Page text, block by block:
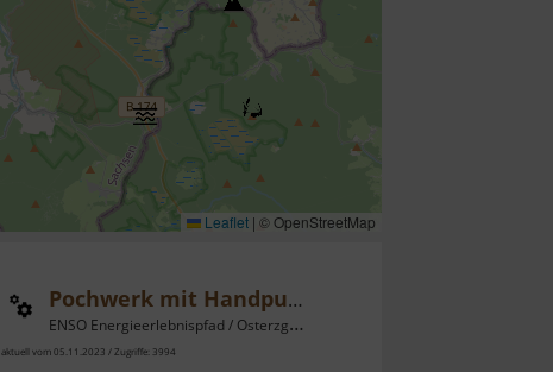
Leaflet | © OpenStreetMap
Pochwerk mit Handpumpe
ENSO Energieerlebnispfad / Osterzgebirge
aktuell vom 05.11.2023 / Zugriffe: 3994